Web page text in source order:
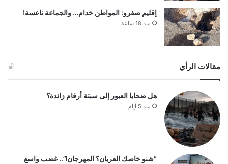
إقليم صفرو: المواطن خدام… والجماعة ناعسة!
منذ 18 ساعة
مقالات الرأي
هل ضحايا العبور إلى سبتة أرقام زائدة؟
منذ 5 أيام
“شنو خاصك العريان؟ المهرجان!”.. غضب واسع